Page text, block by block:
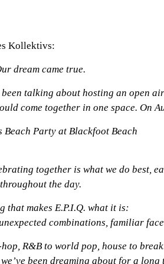
Kollektivs:
dream came true.
been talking about hosting an open
come together in one space. On
Beach Party at Blackfoot Beach
together is what we do best,
the day.
that makes E.P.I.Q. what it is:
combinations, familiar
R&B to world pop, house to
been dreaming about for a long